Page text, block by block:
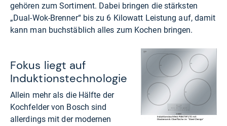
gehören zum Sortiment. Dabei bringen die stärksten
„Dual-Wok-Brenner“ bis zu 6 Kilowatt Leistung auf, damit
kann man buchstäblich alles zum Kochen bringen.
Fokus liegt auf
Induktionstechnologie
Allein mehr als die Hälfte der
Kochfelder von Bosch sind
allerdings mit der modernen